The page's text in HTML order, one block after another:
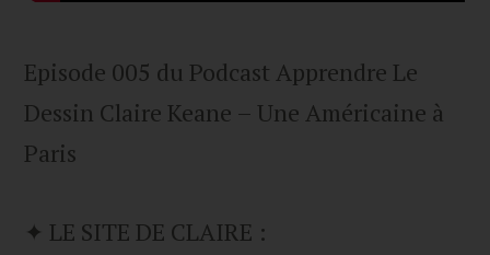
Episode 005 du Podcast Apprendre Le
Dessin Claire Keane – Une Américaine à
Paris
✦ LE SITE DE CLAIRE :